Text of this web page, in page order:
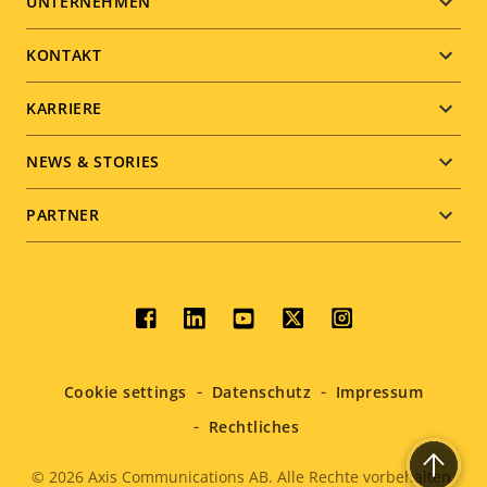
menu
KONTAKT
KARRIERE
NEWS & STORIES
PARTNER
Social
menu
© 2026 Axis Communications AB. Alle Rechte vorbehalten.
Cookie settings Datenschutz
Impressum
Rechtliches